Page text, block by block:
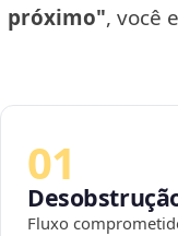
próximo", você
01
Fluxo